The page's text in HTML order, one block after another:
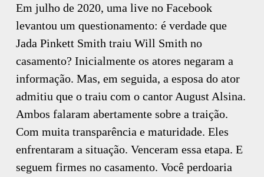
Em julho de 2020, uma live no Facebook
levantou um questionamento: é verdade que
Jada Pinkett Smith traiu Will Smith no
casamento? Inicialmente os atores negaram a
informação. Mas, em seguida, a esposa do ator
admitiu que o traiu com o cantor August Alsina.
Ambos falaram abertamente sobre a traição.
Com muita transparência e maturidade. Eles
enfrentaram a situação. Venceram essa etapa. E
seguem firmes no casamento. Você perdoaria